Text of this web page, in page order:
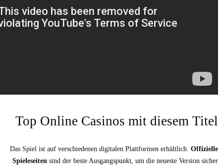
Top Online Casinos
Das Spiel ist auf verschiedenen digitalen
Spieleseitensind der beste Ausgangspunkt,